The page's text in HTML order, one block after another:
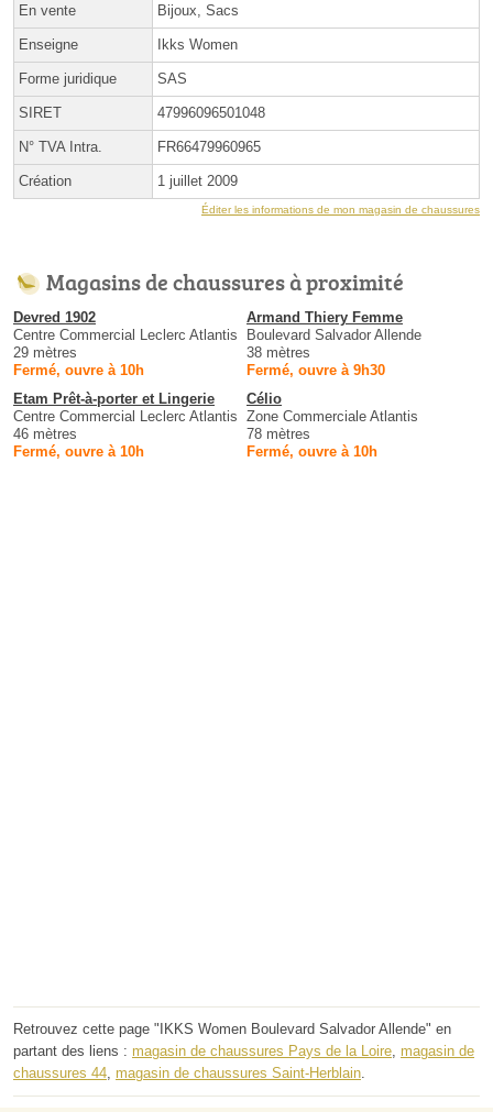
En vente Bijoux, Sacs
Enseigne Ikks Women
Forme juridique SAS
SIRET 47996096501048
N° TVA Intra. FR66479960965
Création 1 juillet 2009
Éditer les informations de mon magasin de chaussures
Magasins de chaussures à proximité
Devred 1902
Centre Commercial Leclerc Atlantis
29 mètres
Fermé, ouvre à 10h
Armand Thiery Femme
Boulevard Salvador Allende
38 mètres
Fermé, ouvre à 9h30
Etam Prêt-à-porter et Lingerie
Centre Commercial Leclerc Atlantis
46 mètres
Fermé, ouvre à 10h
Célio
Zone Commerciale Atlantis
78 mètres
Fermé, ouvre à 10h
Retrouvez cette page "IKKS Women Boulevard Salvador Allende" en
partant des liens : magasin de chaussures Pays de la Loire magasin de
chaussures 44 magasin de chaussures Saint-Herblain